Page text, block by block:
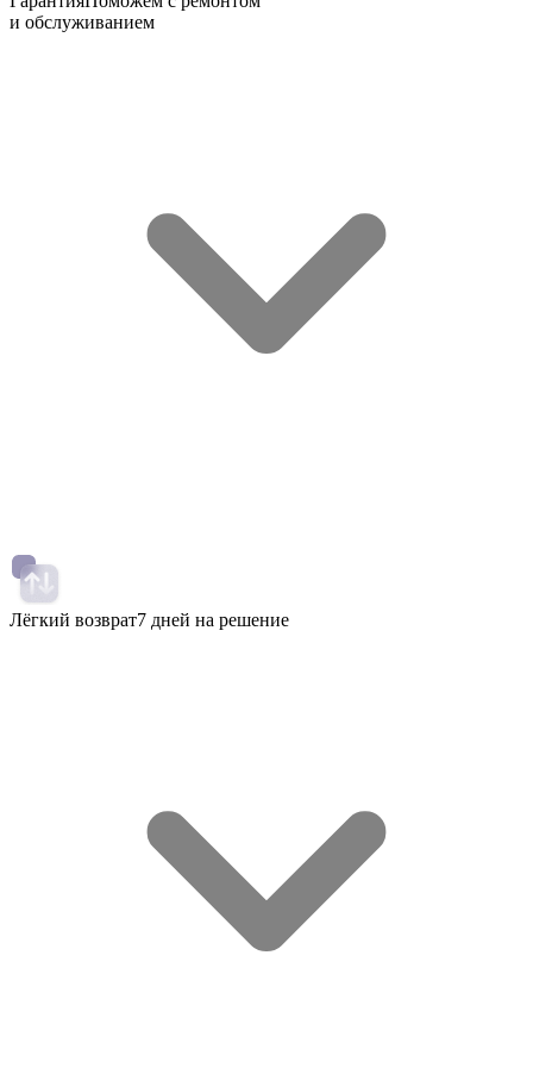
и обслуживанием
Лёгкий возврат7 дней на решение